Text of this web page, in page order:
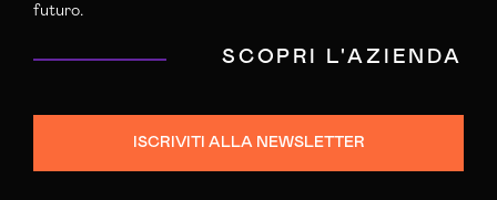
futuro.
SCOPRI L'AZIENDA
ISCRIVITI ALLA NEWSLETTER